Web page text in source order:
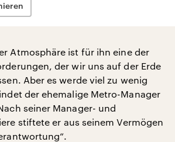
Atmosphäre ist für ihn eine der
der wir uns auf der Erde
Aber es werde viel zu wenig
der ehemalige Metro-Manager
seiner Manager- und
stiftete er aus seinem Vermögen